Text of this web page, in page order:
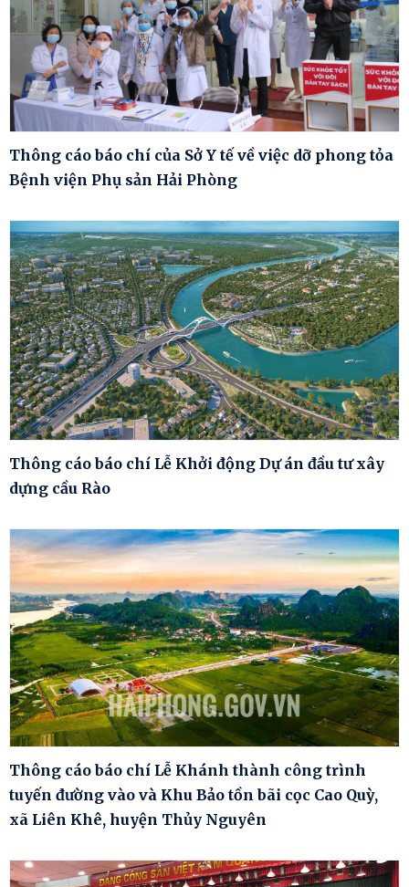
Thông cáo báo chí của Sở Y tế về việc dỡ phong tỏa
Bệnh viện Phụ sản Hải Phòng
Thông cáo báo chí Lễ Khởi động Dự án đầu tư xây
dựng cầu Rào
Thông cáo báo chí Lễ Khánh thành công trình
tuyến đường vào và Khu Bảo tồn bãi cọc Cao Quỳ,
xã Liên Khê, huyện Thủy Nguyên